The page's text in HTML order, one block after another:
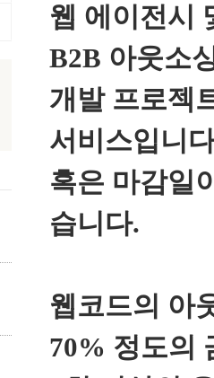
웹 에이전시
B2B 아웃소
개발 프로젝
서비스입니
혹은 마감일
습니다.
웹코드의 아
70% 정도의